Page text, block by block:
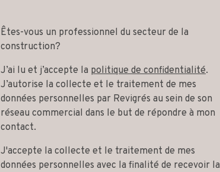
Êtes-vous un professionnel du secteur de la
construction?
J’ai lu et j’accepte la politique de confidentialité.
J’autorise la collecte et le traitement de mes
données personnelles par Revigrés au sein de son
réseau commercial dans le but de répondre à mon
contact.
J'accepte la collecte et le traitement de mes
données personnelles avec la finalité de recevoir la